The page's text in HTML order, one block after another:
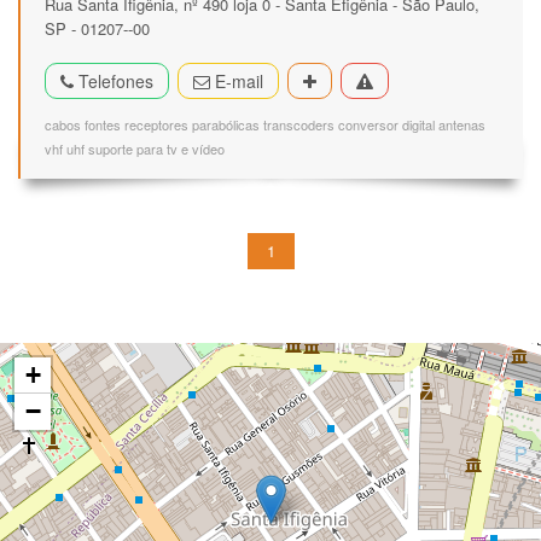
SP - 01207--00
Telefones E-mail
cabos fontes receptores parabólicas transcoders conversor digital antenas
vhf uhf suporte para tv e vídeo
1
+
−